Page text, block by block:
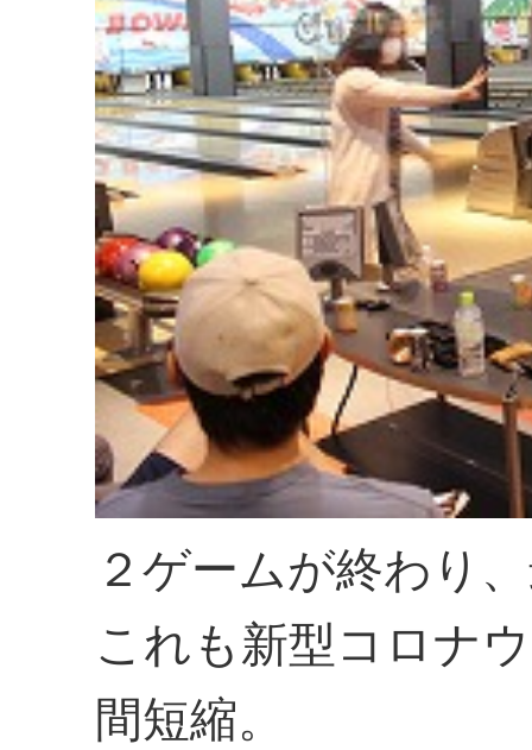
２ゲームが終わり
これも新型コロナ
間短縮。